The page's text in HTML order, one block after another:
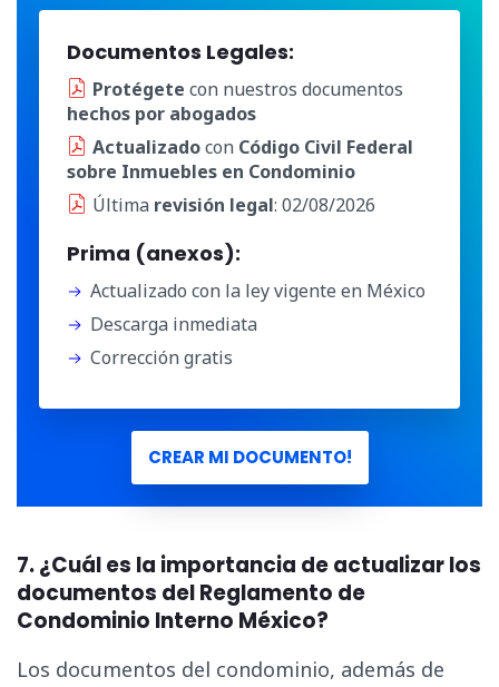
Documentos Legales:
Protégete con nuestros documentos
hechos por abogados
Actualizadocon Código Civil Federal
sobre Inmuebles en Condominio
Última revisión legal: 02/08/2026
Prima (anexos):
Actualizado con la ley vigente en México
Descarga inmediata
Corrección gratis
CREAR MI DOCUMENTO!
7. ¿Cuál es la importancia de actualizar los
documentos del Reglamento de
Condominio Interno México?
Los documentos del condominio, además de